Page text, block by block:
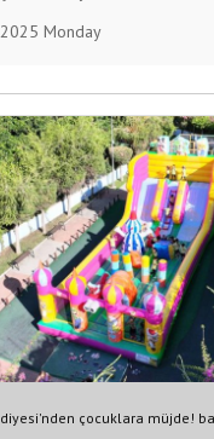
Monday
çocuklara müjde!